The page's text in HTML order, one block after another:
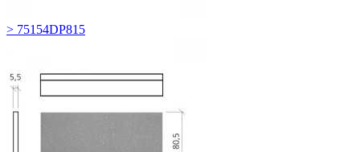
> 75154DP815